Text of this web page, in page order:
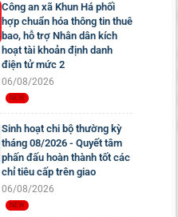
Công an xã Khun Há phối
hợp chuẩn hóa thông tin thuê
bao, hỗ trợ Nhân dân kích
hoạt tài khoản định danh
điện tử mức 2
06/08/2026
Sinh hoạt chi bộ thường kỳ
tháng 08/2026 - Quyết tâm
phấn đấu hoàn thành tốt các
chỉ tiêu cấp trên giao
06/08/2026